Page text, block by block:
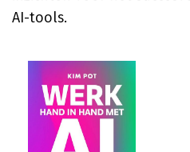
AI-tools.